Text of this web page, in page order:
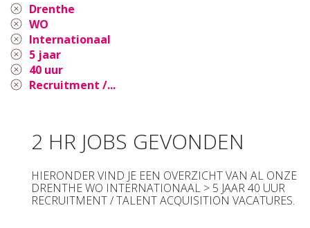
Drenthe
WO
Internationaal
5 jaar
40 uur
Recruitment /...
2 HR JOBS GEVONDEN
HIERONDER VIND JE EEN OVERZICHT VAN AL ONZE
DRENTHE WO INTERNATIONAAL > 5 JAAR 40 UUR
RECRUITMENT / TALENT ACQUISITION VACATURES.